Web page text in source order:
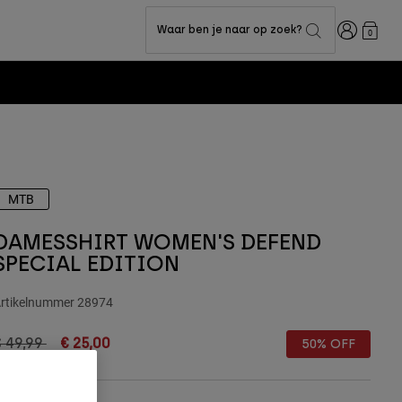
Waar ben je naar op zoek? Inloggen
0
MTB
WOMEN'S DEFEND
EDITION
28974
reduced from
49,99to€ 25,00 50% OFF